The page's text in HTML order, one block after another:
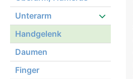
Unterarm
Handgelenk
Daumen
Finger